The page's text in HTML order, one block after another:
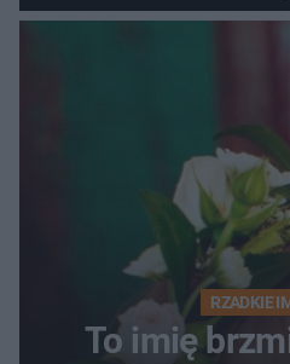
RZADKIE
To imię